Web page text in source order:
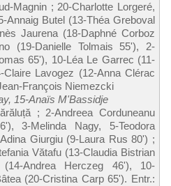
Magnin ; 20-Charlotte Lorgeré,
Annaig Butel (13-Théa Greboval
Jaurena (18-Daphné Corboz
(19-Danielle Tolmais 55'), 2-
65'), 10-Léa Le Garrec (11-
Lavogez (12-Anna Clérac
François Niemezcki
15-Anaïs M'Bassidje
; 2-Andreea Corduneanu
3-Melinda Nagy, 5-Teodora
Giurgiu (9-Laura Rus 80') ;
Vătafu (13-Claudia Bistrian
Andrea Herczeg 46'), 10-
(20-Cristina Carp 65'). Entr.: